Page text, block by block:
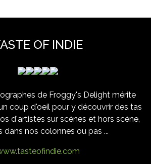
OF INDIE
de Froggy's Delight mérite
coup d'oeil pour y découvrir des tas
d'artistes sur scènes et hors scène,
dans nos colonnes ou pas ...